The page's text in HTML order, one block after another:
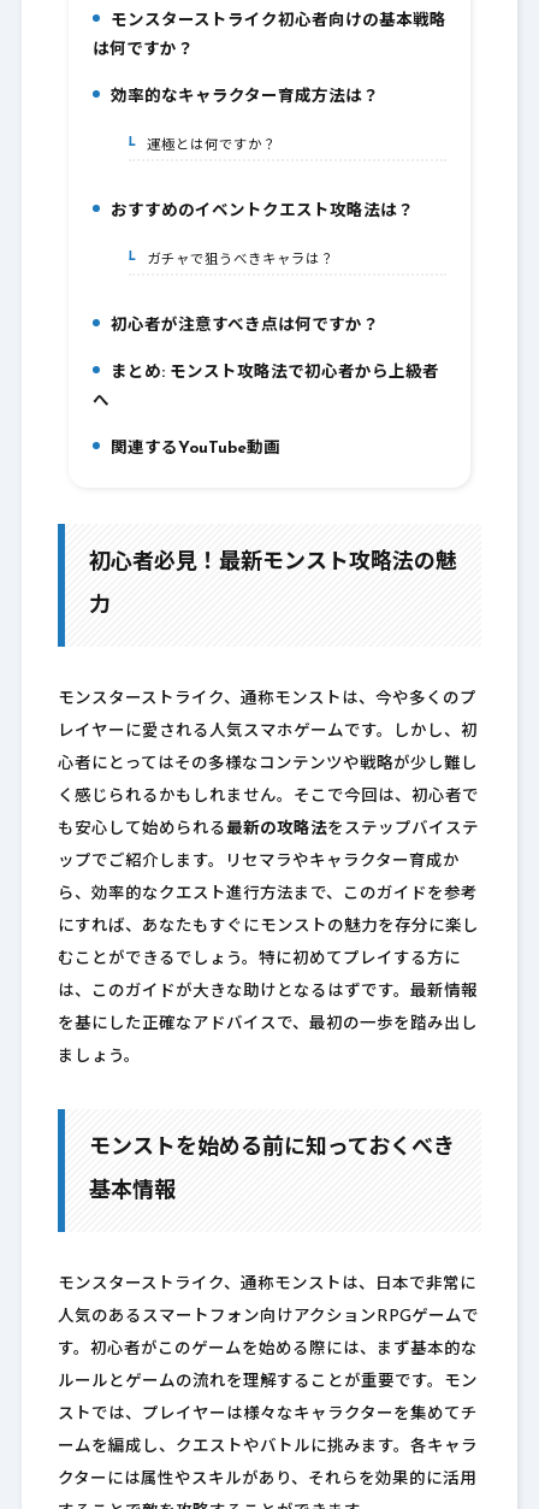
モンスターストライク初心者向けの基本戦略
は何ですか？
7.効率的なキャラクター育成方法は？
7-1.運極とは何ですか？
8.おすすめのイベントクエスト攻略法は？
8-1.ガチャで狙うべきキャラは？
9.初心者が注意すべき点は何ですか？
10.まとめ: モンスト攻略法で初心者から上級者
へ
11.関連するYouTube動画
初心者必見！最新モンスト攻略法の魅
力
モンスターストライク、通称モンストは、今や多くのプ
レイヤーに愛される人気スマホゲームです。しかし、初
心者にとってはその多様なコンテンツや戦略が少し難し
く感じられるかもしれません。そこで今回は、初心者で
も安心して始められる最新の攻略法をステップバイステ
ップでご紹介します。リセマラやキャラクター育成か
ら、効率的なクエスト進行方法まで、このガイドを参考
にすれば、あなたもすぐにモンストの魅力を存分に楽し
むことができるでしょう。特に初めてプレイする方に
は、このガイドが大きな助けとなるはずです。最新情報
を基にした正確なアドバイスで、最初の一歩を踏み出し
ましょう。
モンストを始める前に知っておくべき
基本情報
モンスターストライク、通称モンストは、日本で非常に
人気のあるスマートフォン向けアクションRPGゲームで
す。初心者がこのゲームを始める際には、まず基本的な
ルールとゲームの流れを理解することが重要です。モン
ストでは、プレイヤーは様々なキャラクターを集めてチ
ームを編成し、クエストやバトルに挑みます。各キャラ
クターには属性やスキルがあり、それらを効果的に活用